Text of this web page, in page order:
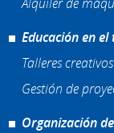
Educación en
Talleres
Gestión de
Organización